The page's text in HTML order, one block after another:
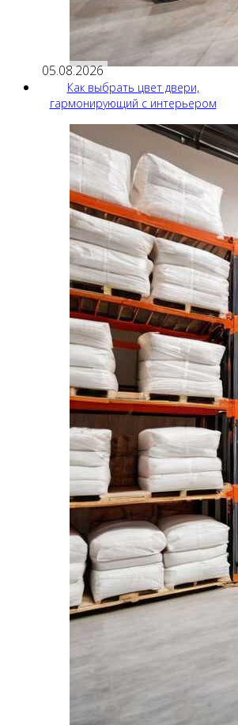
05.08.2026
Как выбрать цвет двери,
гармонирующий с интерьером